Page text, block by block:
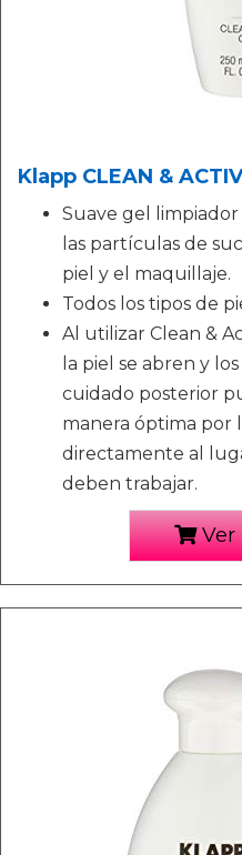
Klapp CLEAN &
Suave gel
las partículas de
piel y el maquillaje.
Todos los tipos de
Al utilizar Clean &
la piel se abren y
cuidado posterior
manera óptima por
directamente al
deben trabajar.
Ver